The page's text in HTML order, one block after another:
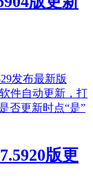
发布最新版
件自动更新，打
否更新时点“是”
版更